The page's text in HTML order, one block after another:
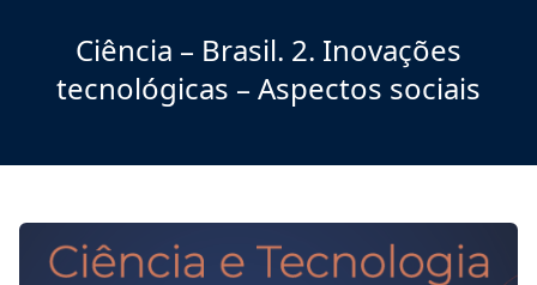
Ciência – Brasil. 2. Inovações
tecnológicas – Aspectos sociais
INDEXADORES
GALERIA DE AUTORES
BLOG
PERGUNTAS FREQUENTES